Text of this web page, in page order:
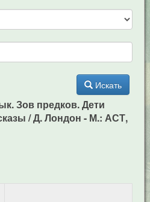
Искать
Зов предков. Дети
/ Д. Лондон - М.: АСТ,